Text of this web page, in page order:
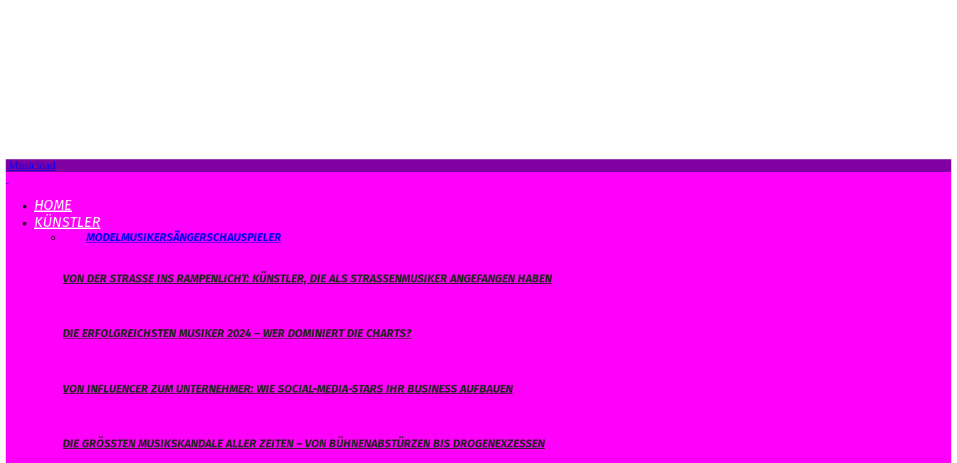
Musicload
HOME
KÜNSTLER
MODELMUSIKERSÄNGERSCHAUSPIELER
VON DER STRASSE INS RAMPENLICHT: KÜNSTLER, DIE ALS STRASSENMUSIKER ANGEFANGEN HABEN
DIE ERFOLGREICHSTEN MUSIKER 2024 – WER DOMINIERT DIE CHARTS?
VON INFLUENCER ZUM UNTERNEHMER: WIE SOCIAL-MEDIA-STARS IHR BUSINESS AUFBAUEN
DIE GRÖSSTEN MUSIKSKANDALE ALLER ZEITEN – VON BÜHNENABSTÜRZEN BIS DROGENEXZESSEN